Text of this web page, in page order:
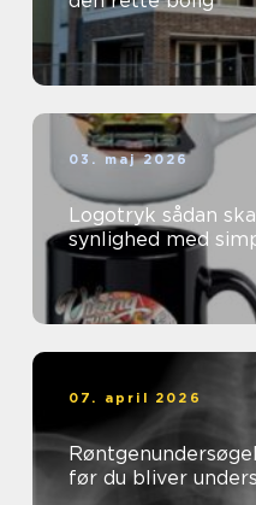
03. maj 2026
Logotryk sådan skaber virksomheder
synlighed med
07. april 2026
Røntgenundersøgelse hvad du skal
før du bliver